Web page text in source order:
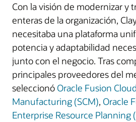
Con la visión de modernizar y
enteras de la organización,
necesitaba una plataforma
potencia y adaptabilidad
junto con el negocio. Tras
principales proveedores del
seleccionó Oracle Fusion
Manufacturing (SCM), Oracle
Enterprise Resource Planning